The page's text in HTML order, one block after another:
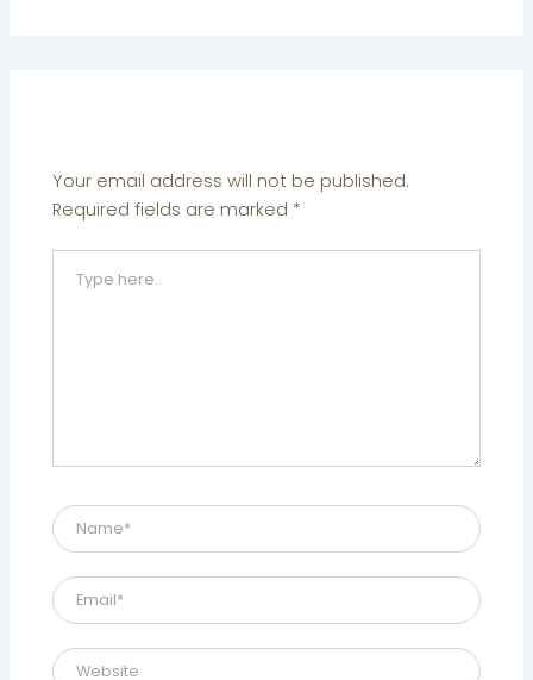
Your email address will not be published.
Required fields are marked *
Type
Name*
Email*
Website